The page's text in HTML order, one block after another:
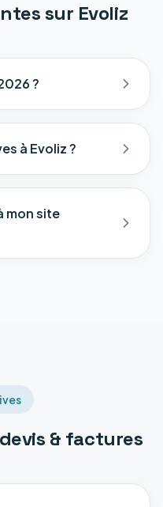
sur Evoliz
?
à Evoliz ?
mon site
devis & factures